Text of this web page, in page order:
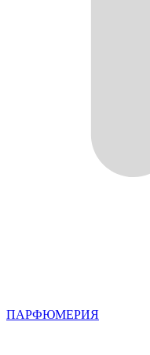
ПАРФЮМЕРИЯ